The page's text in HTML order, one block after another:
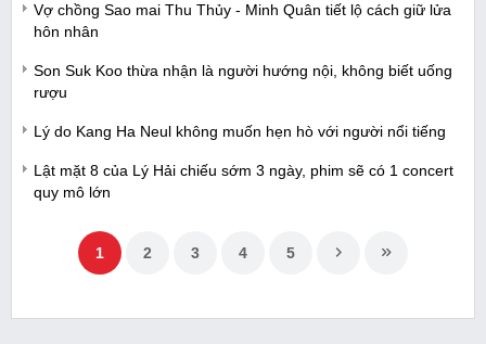
Vợ chồng Sao mai Thu Thủy - Minh Quân tiết lộ cách giữ lửa
hôn nhân
Son Suk Koo thừa nhận là người hướng nội, không biết uống
rượu
Lý do Kang Ha Neul không muốn hẹn hò với người nổi tiếng
Lật mặt 8 của Lý Hải chiếu sớm 3 ngày, phim sẽ có 1 concert
quy mô lớn
1 2 3 4 5